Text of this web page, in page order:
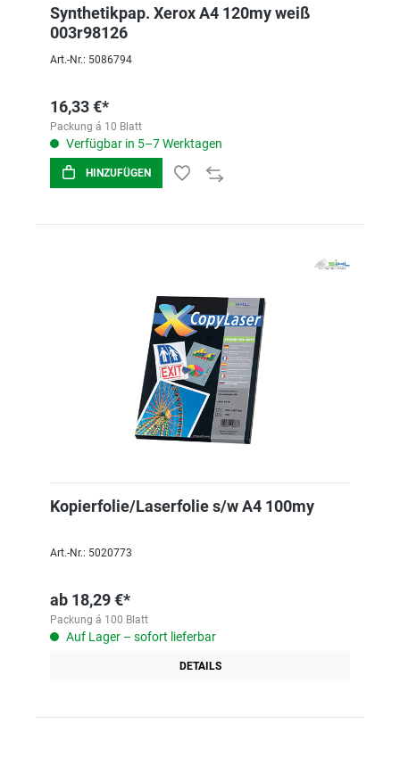
Synthetikpap. Xerox A4 120my weiß
003r98126
Art.-Nr.: 5086794
16,33 €*
Packung á 10 Blatt
Verfügbar in 5–7 Werktagen
HINZUFÜGEN
Kopierfolie/Laserfolie s/w A4 100my
Art.-Nr.: 5020773
ab 18,29 €*
Packung á 100 Blatt
Auf Lager – sofort lieferbar
DETAILS